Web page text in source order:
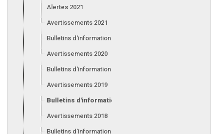
Alertes 2021
Avertissements 2021
Bulletins d'information 2021
Avertissements 2020
Bulletins d'information 2020
Avertissements 2019
Bulletins d'information 2019
Avertissements 2018
Bulletins d'information 2018